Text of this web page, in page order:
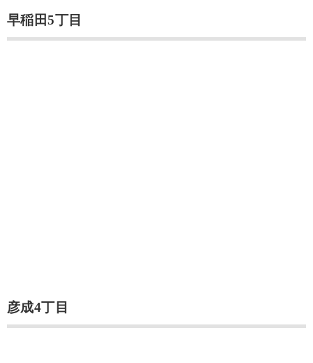
早稲田5丁目
彦成4丁目